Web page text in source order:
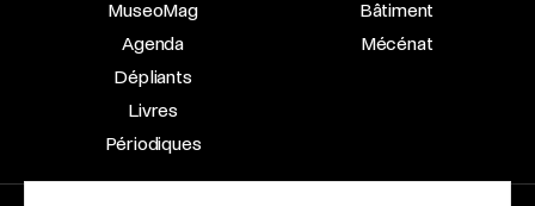
MuseoMag
Agenda
Dépliants
Livres
Périodiques
Bâtiment
Mécénat